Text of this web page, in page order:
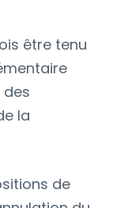
être tenu
la
de